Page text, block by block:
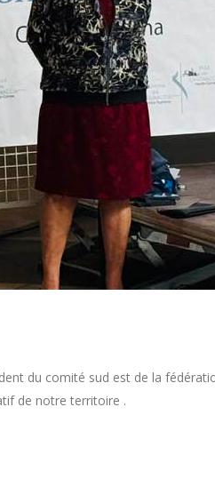
du comité sud est de la
de notre territoire .